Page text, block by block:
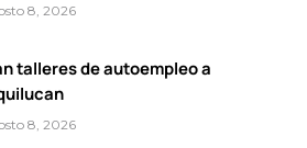
8, 2026
talleres de autoempleo a
8, 2026